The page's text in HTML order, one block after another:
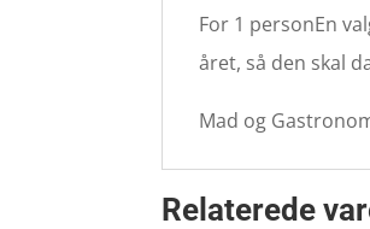
For 1 personEn
året, så den skal
Mad og
Relaterede